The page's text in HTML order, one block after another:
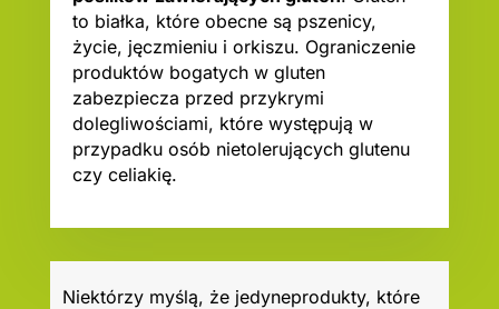
to białka, które obecne są pszenicy,
życie, jęczmieniu i orkiszu. Ograniczenie
produktów bogatych w gluten
zabezpiecza przed przykrymi
dolegliwościami, które występują w
przypadku osób nietolerujących glutenu
czy celiakię.
Niektórzy myślą, że jedyneprodukty, które